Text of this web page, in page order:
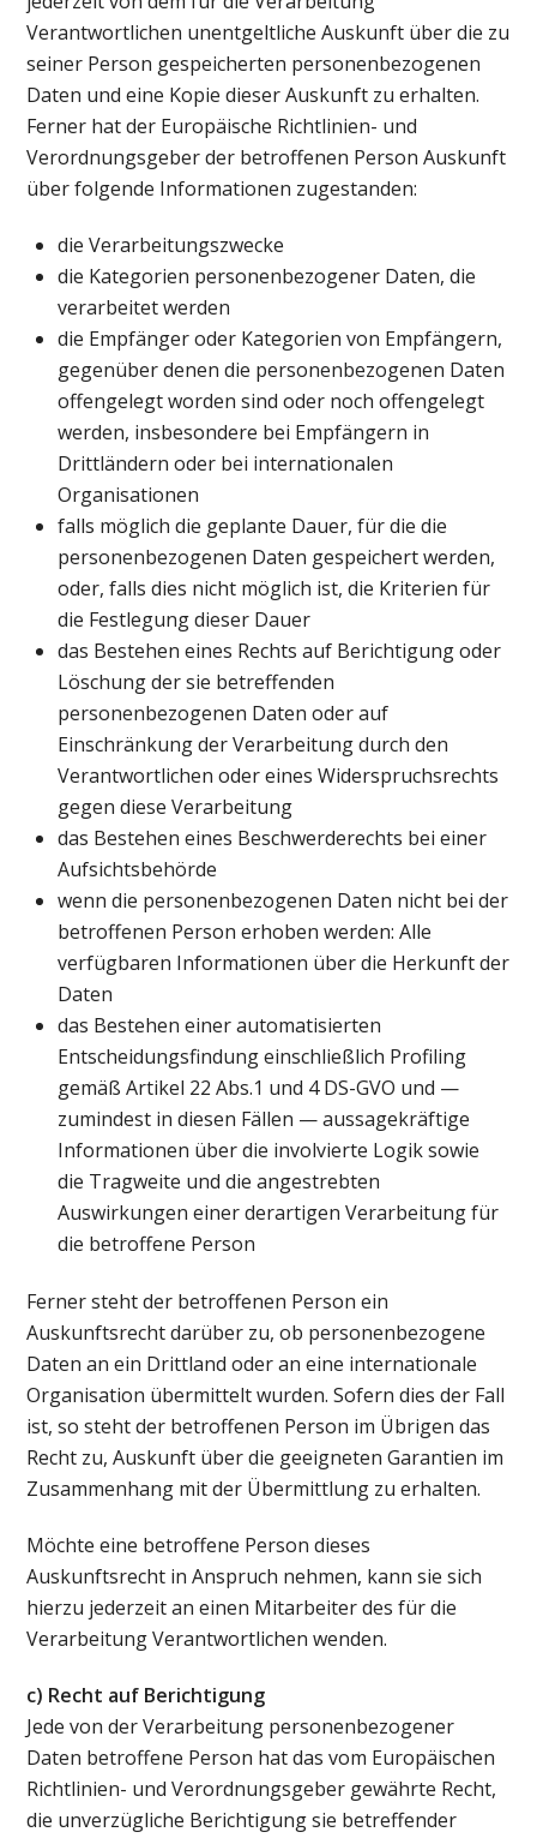
Verantwortlichen unentgeltliche Auskunft über die zu
seiner Person gespeicherten personenbezogenen
Daten und eine Kopie dieser Auskunft zu erhalten.
Ferner hat der Europäische Richtlinien- und
Verordnungsgeber der betroffenen Person Auskunft
über folgende Informationen zugestanden:
die Verarbeitungszwecke
die Kategorien personenbezogener Daten, die
verarbeitet werden
die Empfänger oder Kategorien von Empfängern,
gegenüber denen die personenbezogenen Daten
offengelegt worden sind oder noch offengelegt
werden, insbesondere bei Empfängern in
Drittländern oder bei internationalen
Organisationen
falls möglich die geplante Dauer, für die die
personenbezogenen Daten gespeichert werden,
oder, falls dies nicht möglich ist, die Kriterien für
die Festlegung dieser Dauer
das Bestehen eines Rechts auf Berichtigung oder
Löschung der sie betreffenden
personenbezogenen Daten oder auf
Einschränkung der Verarbeitung durch den
Verantwortlichen oder eines Widerspruchsrechts
gegen diese Verarbeitung
das Bestehen eines Beschwerderechts bei einer
Aufsichtsbehörde
wenn die personenbezogenen Daten nicht bei der
betroffenen Person erhoben werden: Alle
verfügbaren Informationen über die Herkunft der
Daten
das Bestehen einer automatisierten
Entscheidungsfindung einschließlich Profiling
gemäß Artikel 22 Abs.1 und 4 DS-GVO und —
zumindest in diesen Fällen — aussagekräftige
Informationen über die involvierte Logik sowie
die Tragweite und die angestrebten
Auswirkungen einer derartigen Verarbeitung für
die betroffene Person
Ferner steht der betroffenen Person ein
Auskunftsrecht darüber zu, ob personenbezogene
Daten an ein Drittland oder an eine internationale
Organisation übermittelt wurden. Sofern dies der Fall
ist, so steht der betroffenen Person im Übrigen das
Recht zu, Auskunft über die geeigneten Garantien im
Zusammenhang mit der Übermittlung zu erhalten.
Möchte eine betroffene Person dieses
Auskunftsrecht in Anspruch nehmen, kann sie sich
hierzu jederzeit an einen Mitarbeiter des für die
Verarbeitung Verantwortlichen wenden.
c) Recht auf Berichtigung
Jede von der Verarbeitung personenbezogener
Daten betroffene Person hat das vom Europäischen
Richtlinien- und Verordnungsgeber gewährte Recht,
die unverzügliche Berichtigung sie betreffender